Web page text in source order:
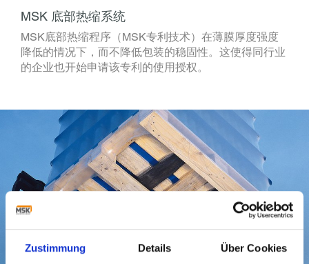
Zustimmung Details Über Cookies
MSK 底部热缩系统
MSK底部热缩程序（MSK专利技术）在薄膜厚度强度
降低的情况下，而不降低包装的稳固性。这使得同行业
的企业也开始申请该专利的使用授权。